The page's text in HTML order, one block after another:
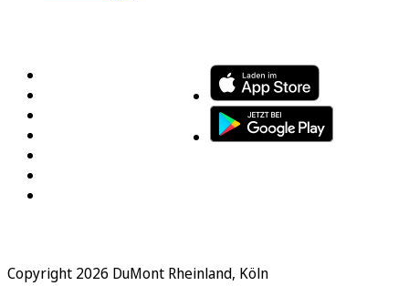
Copyright 2026 DuMont Rheinland, Köln